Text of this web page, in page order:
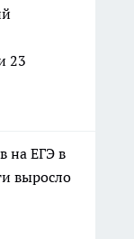
23
на ЕГЭ в
выросло